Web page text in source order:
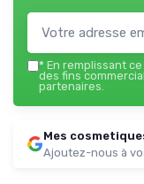
* En remplissant
des fins
partenaires.
Mes
Ajoutez-nous à